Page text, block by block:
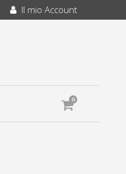
Il mio Account
0